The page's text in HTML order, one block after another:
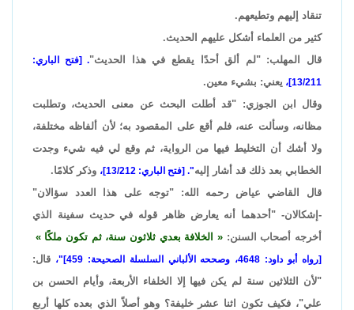
تنقاد إليهم وتطيعهم.
كثير من العلماء أشكل عليهم الحديث.
قال المهلب: "لم ألق أحدًا يقطع في هذا الحديث". [فتح الباري:
13/211]،
يعني: بشيء معين.
وقال ابن الجوزي: "قد أطلت البحث عن معنى الحديث، وتطلبت
مظانه، وسألت عنه، فلم أقع على المقصود به؛ لأن ألفاظه مختلفة،
ولا أشك أن التخليط فيها من الرواية، ثم وقع لي فيه شيء وجدت
الخطابي بعد ذلك قد أشار إليه". [فتح الباري: 13/212]،
وذكر كلامًا.
قال القاضي عياض رحمه الله: "توجه على هذا العدد سؤالان"
-إشكالان- "أحدهما أنه يعارض ظاهر قوله في حديث سفينة الذي
أخرجه أصحاب السنن:
الخلافة بعدي ثلاثون سنة، ثم تكون ملكًا
[رواه أبو داود: 4648، وصححه الألباني السلسلة الصحيحة: 459]"،
قال:
"لأن الثلاثين سنة لم يكن فيها إلا الخلفاء الأربعة، وأيام الحسن بن
علي"، فكيف تكون اثنا عشر خليفة؟ وهو أصلاً الذي بعده كلها أربع